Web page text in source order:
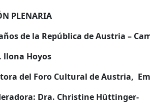
PLENARIA
de la República de Austria –
llona Hoyos
del Foro Cultural de Austria,
Dra. Christine Hüttinger-